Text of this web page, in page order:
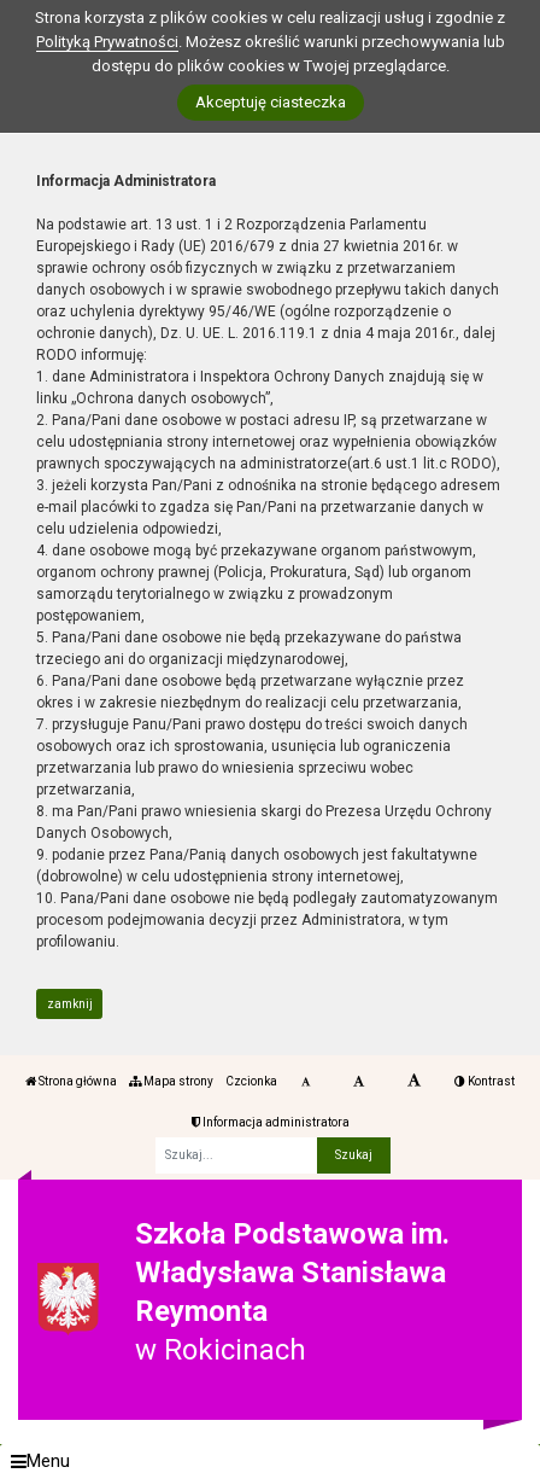
Strona korzysta z plików cookies w celu realizacji usług i zgodnie z
Polityką Prywatności. Możesz określić warunki przechowywania lub
dostępu do plików cookies w Twojej przeglądarce.
Akceptuję ciasteczka
Informacja Administratora
Na podstawie art. 13 ust. 1 i 2 Rozporządzenia Parlamentu
Europejskiego i Rady (UE) 2016/679 z dnia 27 kwietnia 2016r. w
sprawie ochrony osób fizycznych w związku z przetwarzaniem
danych osobowych i w sprawie swobodnego przepływu takich danych
oraz uchylenia dyrektywy 95/46/WE (ogólne rozporządzenie o
ochronie danych), Dz. U. UE. L. 2016.119.1 z dnia 4 maja 2016r., dalej
RODO informuję:
1. dane Administratora i Inspektora Ochrony Danych znajdują się w
linku „Ochrona danych osobowych”,
2. Pana/Pani dane osobowe w postaci adresu IP, są przetwarzane w
celu udostępniania strony internetowej oraz wypełnienia obowiązków
prawnych spoczywających na administratorze(art.6 ust.1 lit.c RODO),
3. jeżeli korzysta Pan/Pani z odnośnika na stronie będącego adresem
e-mail placówki to zgadza się Pan/Pani na przetwarzanie danych w
celu udzielenia odpowiedzi,
4. dane osobowe mogą być przekazywane organom państwowym,
organom ochrony prawnej (Policja, Prokuratura, Sąd) lub organom
samorządu terytorialnego w związku z prowadzonym
postępowaniem,
5. Pana/Pani dane osobowe nie będą przekazywane do państwa
trzeciego ani do organizacji międzynarodowej,
6. Pana/Pani dane osobowe będą przetwarzane wyłącznie przez
okres i w zakresie niezbędnym do realizacji celu przetwarzania,
7. przysługuje Panu/Pani prawo dostępu do treści swoich danych
osobowych oraz ich sprostowania, usunięcia lub ograniczenia
przetwarzania lub prawo do wniesienia sprzeciwu wobec
przetwarzania,
8. ma Pan/Pani prawo wniesienia skargi do Prezesa Urzędu Ochrony
Danych Osobowych,
9. podanie przez Pana/Panią danych osobowych jest fakultatywne
(dobrowolne) w celu udostępnienia strony internetowej,
10. Pana/Pani dane osobowe nie będą podlegały zautomatyzowanym
procesom podejmowania decyzji przez Administratora, w tym
profilowaniu.
zamknij
Strona główna Mapa strony Czcionka Kontrast
Informacja administratora
Szkoła Podstawowa im.
Władysława Stanisława
Reymonta
w Rokicinach
Menu